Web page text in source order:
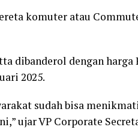
komuter atau
dibanderol dengan harga
2025.
sudah bisa
ujar VP Corporate